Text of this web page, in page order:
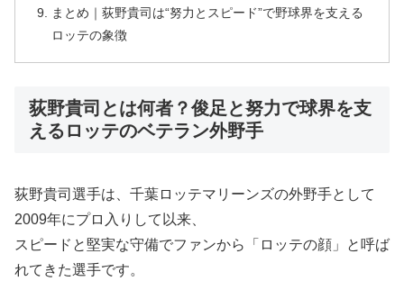
まとめ｜荻野貴司は“努力とスピード”で野球界を支える
ロッテの象徴
荻野貴司とは何者？俊足と努力で球界を支
えるロッテのベテラン外野手
荻野貴司選手は、千葉ロッテマリーンズの外野手として
2009年にプロ入りして以来、
スピードと堅実な守備でファンから「ロッテの顔」と呼ば
れてきた選手です。